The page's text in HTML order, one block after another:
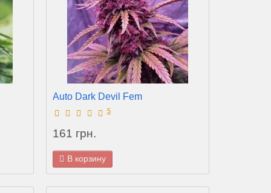
Auto Dark Devil Fem
5
161 грн.
В корзину